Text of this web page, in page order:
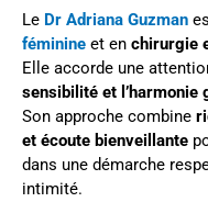
Le Dr Adriana Guzman
féminine et en chirurgie
Elle accorde une
sensibilité et l’harmonie
Son approche combine
et écoute bienveillante
dans une démarche
intimité.